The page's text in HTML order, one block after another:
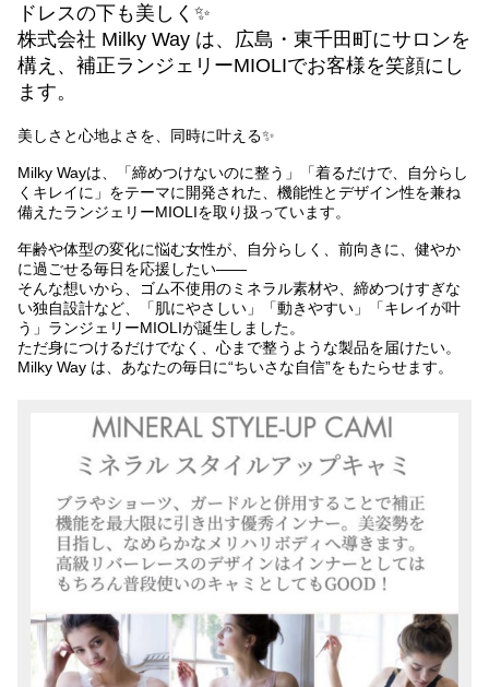
ドレスの下も美しく✨
株式会社 Milky Way は、広島・東千田町にサロンを
構え、補正ランジェリーMIOLIでお客様を笑顔にし
ます。
美しさと心地よさを、同時に叶える✨
Milky Wayは、「締めつけないのに整う」「着るだけで、自分らし
くキレイに」をテーマに開発された、機能性とデザイン性を兼ね
備えたランジェリーMIOLIを取り扱っています。
年齢や体型の変化に悩む女性が、自分らしく、前向きに、健やか
に過ごせる毎日を応援したい――
そんな想いから、ゴム不使用のミネラル素材や、締めつけすぎな
い独自設計など、「肌にやさしい」「動きやすい」「キレイが叶
う」ランジェリーMIOLIが誕生しました。
ただ身につけるだけでなく、心まで整うような製品を届けたい。
Milky Way は、あなたの毎日に“ちいさな自信”をもたらせます。